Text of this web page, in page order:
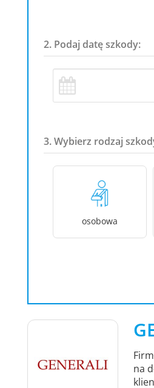
2. Podaj datę szkody:
3. Wybierz rodzaj
osobowa
na